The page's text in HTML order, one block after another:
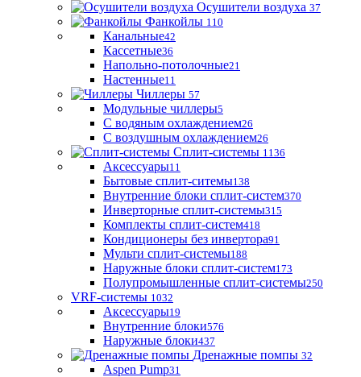
Осушители воздуха 37
Фанкойлы 110
Канальные42
Кассетные36
Напольно-потолочные21
Настенные11
Чиллеры 57
Модульные чиллеры5
С водяным охлаждением26
С воздушным охлаждением26
Сплит-системы 1136
Аксессуары11
Бытовые сплит-ситемы138
Внутренние блоки сплит-систем370
Инверторные сплит-системы315
Комплекты сплит-систем418
Кондиционеры без инвертора91
Мульти сплит-системы188
Наружные блоки сплит-систем173
Полупромышленные сплит-системы250
VRF-системы 1032
Аксессуары19
Внутренние блоки576
Наружные блоки437
Дренажные помпы 32
Aspen Pump31